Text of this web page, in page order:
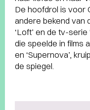
De hoofdrol is voor
andere bekend van
‘Loft’ en de tv-serie
die speelde in films
en ‘Supernova’,
de spiegel.